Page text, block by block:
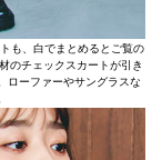
も、白でまとめるとご覧の
のチェックスカートが引き
ローファーやサングラスな